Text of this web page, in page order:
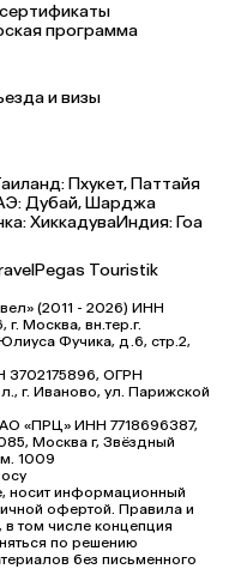
программа
и визы
Пхукет,Паттайя
Дубай,Шарджа
ХиккадуваИндия:Гоа
Pegas Touristik
(2011 - 2026) ИНН
Москва, вн.тер.г.
Фучика, д.6, стр.2,
3702175896, ОГРН
г. Иваново, ул. Парижской
«ПРЦ» ИНН 7718696387,
Москва г, Звёздный
1009
носит информационный
офертой. Правила и
в том числе концепция
по решению
без письменного